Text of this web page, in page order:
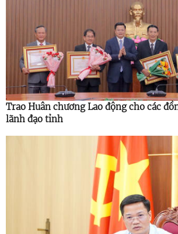
Trao Huân chương Lao động cho các
lãnh đạo tỉnh